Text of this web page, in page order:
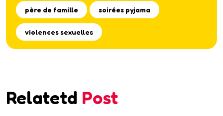
père de famille soirées pyjama
violences sexuelles
Relatetd Post